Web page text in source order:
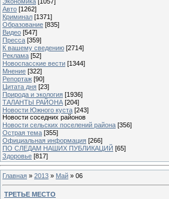
Авто [1262]
Криминал [1371]
Образование [835]
Видео [547]
Пресса [359]
К вашему сведению [2714]
Реклама [52]
Новоспасские вести [1344]
Мнение [322]
Репортаж [90]
Цитата дня [23]
Природа и экология [1936]
ТАЛАНТЫ РАЙОНА [204]
Новости Южного куста [243]
Новости соседних районов
Новости сельских поселений района [356]
Острая тема [355]
Официальная информация [266]
ПО СЛЕДАМ НАШИХ ПУБЛИКАЦИЙ [65]
Здоровье [817]
Главная » 2013 » Май » 06
ТРЕТЬЕ МЕСТО